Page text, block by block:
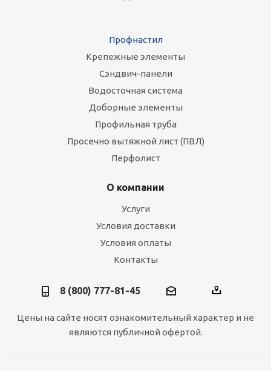
Профнастил
Крепежные элементы
Сэндвич-панели
Водосточная система
Доборные элементы
Профильная труба
Просечно вытяжной лист (ПВЛ)
Перфолист
О компании
Услуги
Условия доставки
Условия оплаты
Контакты
8 (800) 777-81-45
Цены на сайте носят ознакомительный характер и не
являются публичной офертой.